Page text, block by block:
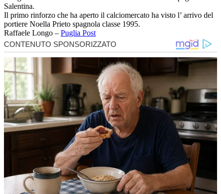
Salentina.
Il primo rinforzo che ha aperto il calciomercato ha visto l’ arrivo del
portiere Noella Prieto spagnola classe 1995.
Raffaele Longo – Puglia Post